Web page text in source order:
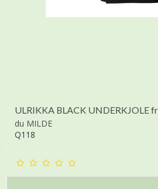
ULRIKKA BLACK UNDERKJOLE
du MILDE
Q118